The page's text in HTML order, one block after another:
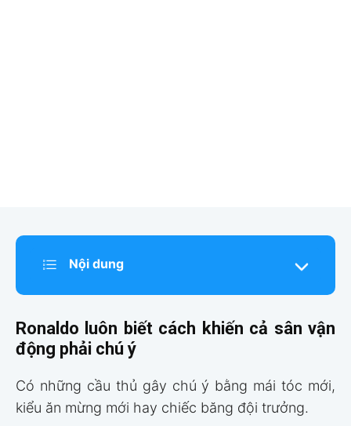
Nội dung
Ronaldo luôn biết cách khiến cả sân vận
động phải chú ý
Có những cầu thủ gây chú ý bằng mái tóc mới,
kiểu ăn mừng mới hay chiếc băng đội trưởng.